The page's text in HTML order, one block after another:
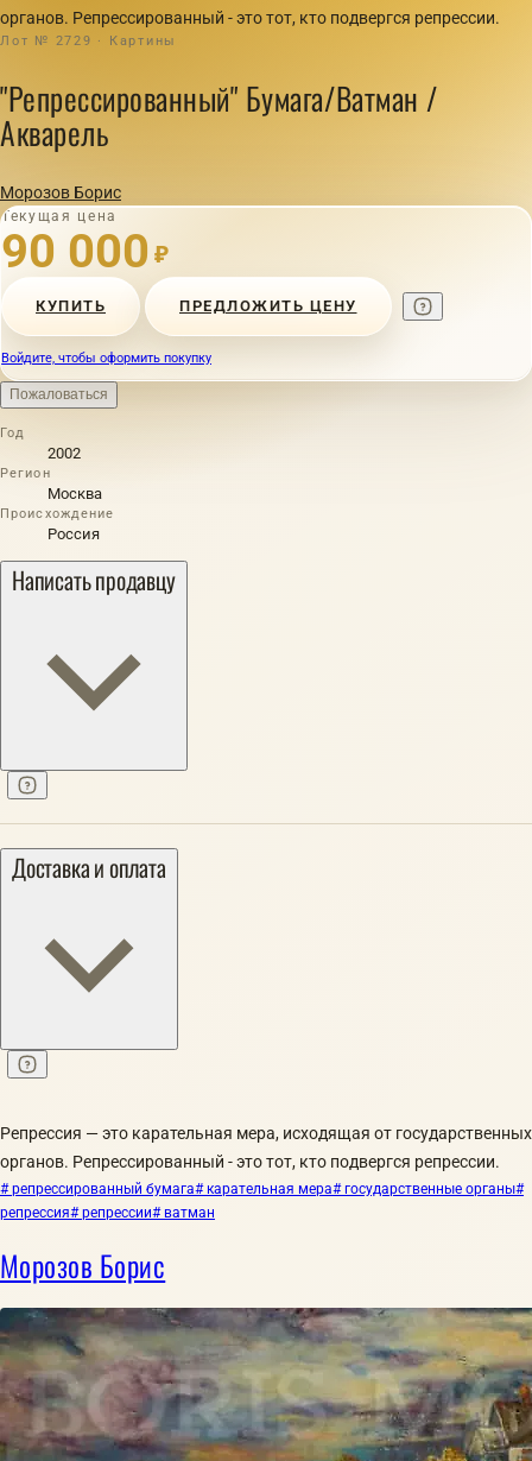
органов. Репрессированный - это тот, кто подвергся репрессии.
Лот № 2729 · Картины
"Репрессированный" Бумага/Ватман /
Акварель
Морозов Борис
Текущая цена
90 000 ₽
КУПИТЬ ПРЕДЛОЖИТЬ ЦЕНУ
Войдите, чтобы оформить покупку
Пожаловаться
Год
2002
Регион
Москва
Происхождение
Россия
Написать продавцу
Доставка и оплата
Репрессия — это карательная мера, исходящая от государственных
органов. Репрессированный - это тот, кто подвергся репрессии.
# репрессированный бумага# карательная мера# государственные органы#
репрессия# репрессии# ватман
Морозов Борис